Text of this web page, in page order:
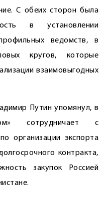
С обеих сторон была
в установлении
ведомств, в
кругов, которые
взаимовыгодных
Путин упомянул, в
сот­рудничает с
организации экспорта
контракта,
закупок Россией